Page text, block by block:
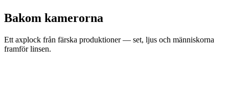
Bakom kamerorna
Ett axplock från färska produktioner — set, ljus och människorna
framför linsen.